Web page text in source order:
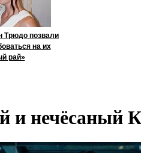
Трюдо позвали
на их
рай»
и нечёсаный